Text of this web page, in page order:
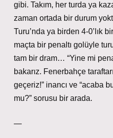
gibi. Takım, her turda ya
zaman ortada bir durum
Turu’nda ya birden 4-0’lık
maçta bir penaltı golüyle
tam bir dram… “Yine mi
bakarız. Fenerbahçe
geçeriz!” inancı ve “acaba
mu?” sorusu bir arada.
—